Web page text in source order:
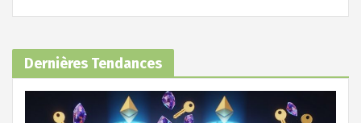
Dernières Tendances